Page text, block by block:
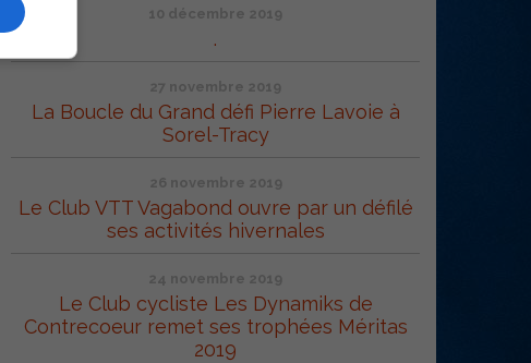
10 décembre 2019
.
27 novembre 2019
La Boucle du Grand défi Pierre Lavoie à
Sorel-Tracy
26 novembre 2019
Le Club VTT Vagabond ouvre par un défilé
ses activités hivernales
24 novembre 2019
Le Club cycliste Les Dynamiks de
Contrecoeur remet ses trophées Méritas
2019